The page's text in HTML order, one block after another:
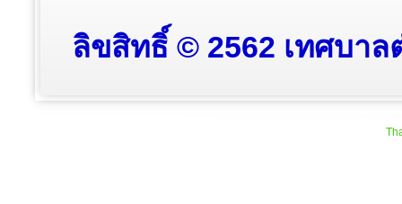
ลิขสิทธิ์ © 2562 เทศบา